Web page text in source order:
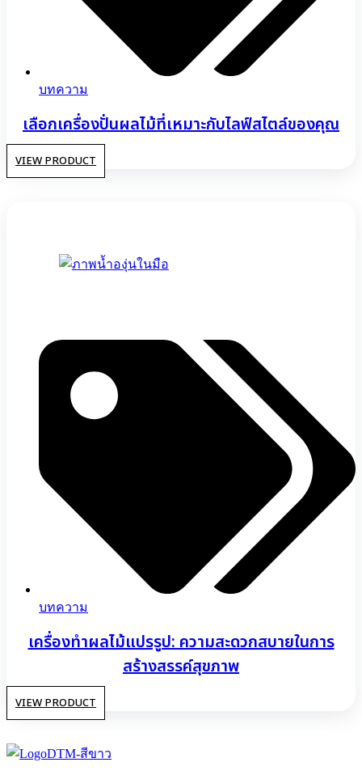
บทความ
เลือกเครื่องปั่นผลไม้ที่เหมาะกับไลฟ์สไตล์ของคุณ
VIEW PRODUCT
บทความ
เครื่องทำผลไม้แปรรูป: ความสะดวกสบายในการ
สร้างสรรค์สุขภาพ
VIEW PRODUCT